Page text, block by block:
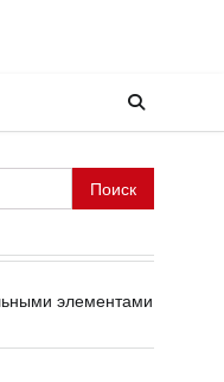
элементами